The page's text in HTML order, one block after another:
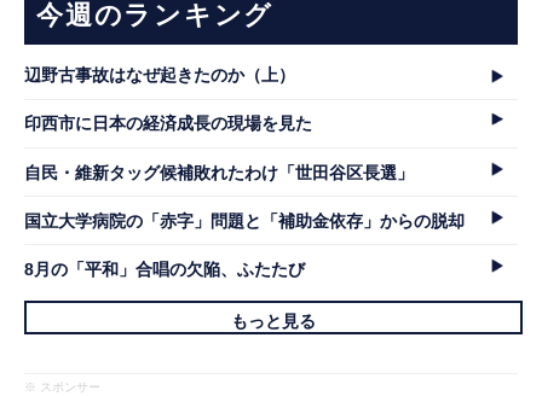
今週のランキング
辺野古事故はなぜ起きたのか（上）
印西市に日本の経済成長の現場を見た
自民・維新タッグ候補敗れたわけ「世田谷区長選」
国立大学病院の「赤字」問題と「補助金依存」からの脱却
8月の「平和」合唱の欠陥、ふたたび
もっと見る
※ スポンサー